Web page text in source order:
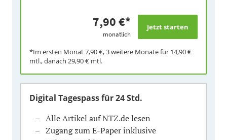
7,90 €*
monatlich
*Im ersten Monat7,90 €, 3 weitere Monate für 14,90 €
mtl., danach 29,90 € mtl.
Digital Tagespassfür 24 Std.
Alle Artikel auf NTZ.de lesen
Zugang zum E-Paper inklusive